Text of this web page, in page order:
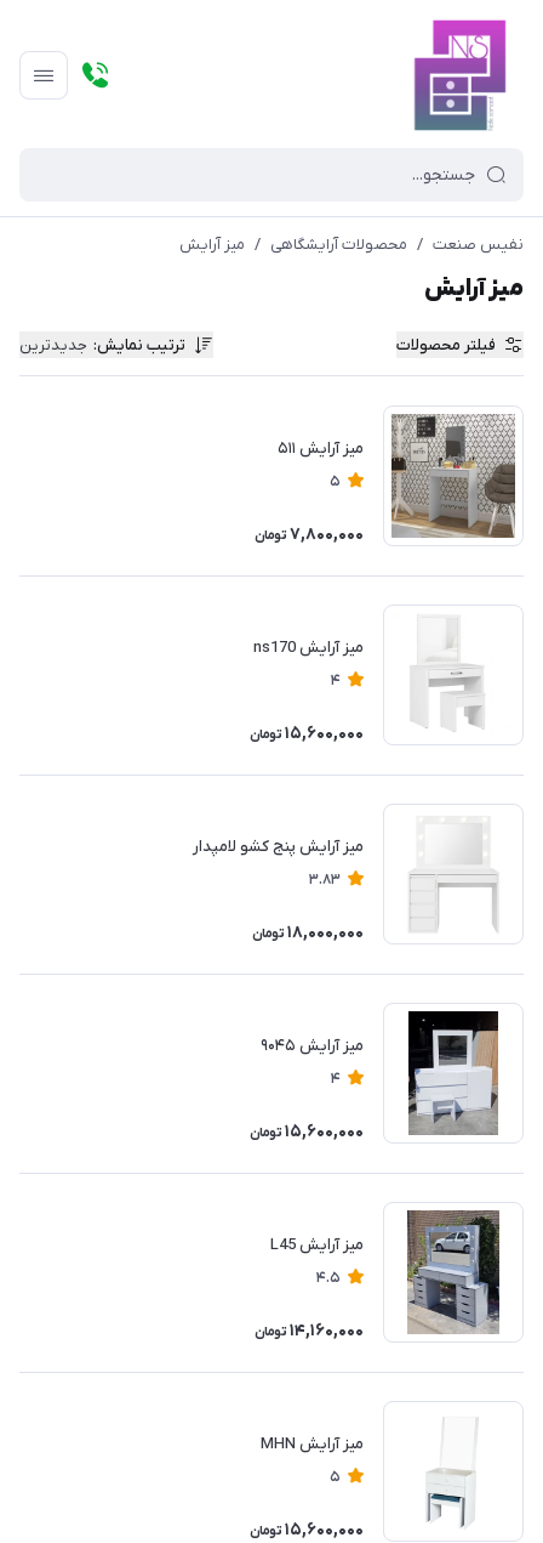
نفیس صنعت / محصولات آرایشگاهی / میز آرایش
میز آرایش
فیلتر محصولات ترتیب نمایش: جدیدترین
میز آرایش ۵۱۱
5
7,800,000 تومان
میز آرایش ns170
4
15,600,000 تومان
میز آرایش پنج کشو لامپدار
3.83
18,000,000 تومان
میز آرایش ۹۰۴۵
4
15,600,000 تومان
میز آرایش L45
4.5
14,160,000 تومان
میز آرایش MHN
5
15,600,000 تومان